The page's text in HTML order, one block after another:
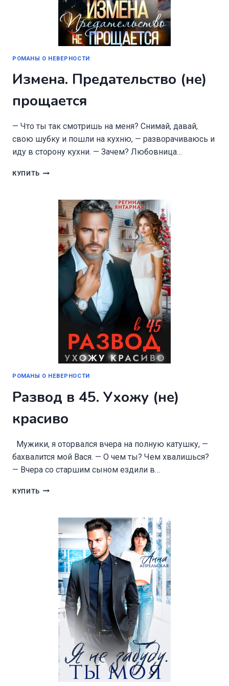
РОМАНЫ О НЕВЕРНОСТИ
Измена. Предательство (не)
прощается
— Что ты так смотришь на меня? Снимай, давай,
свою шубку и пошли на кухню, — разворачиваюсь и
иду в сторону кухни. — Зачем? Любовница…
КУПИТЬ ИЗМЕНА.
ПРОЩАЕТСЯ
РОМАНЫ О НЕВЕРНОСТИ
Развод в 45. Ухожу (не)
красиво
Мужики, я оторвался вчера на полную катушку, —
бахвалится мой Вася. — О чем ты? Чем хвалишься?
— Вчера со старшим сыном ездили в…
КУПИТЬ РАЗВОД
УХОЖУ
КРАСИВО